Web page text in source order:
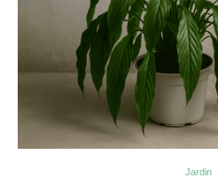
Jardin